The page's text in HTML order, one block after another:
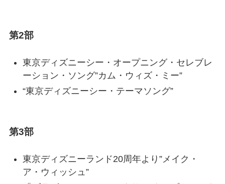
第2部
東京ディズニーシー・オープニング・セレブレ
ーション・ソング”カム・ウィズ・ミー”
“東京ディズニーシー・テーマソング”
第3部
東京ディズニーランド20周年より”メイク・
ア・ウィッシュ”